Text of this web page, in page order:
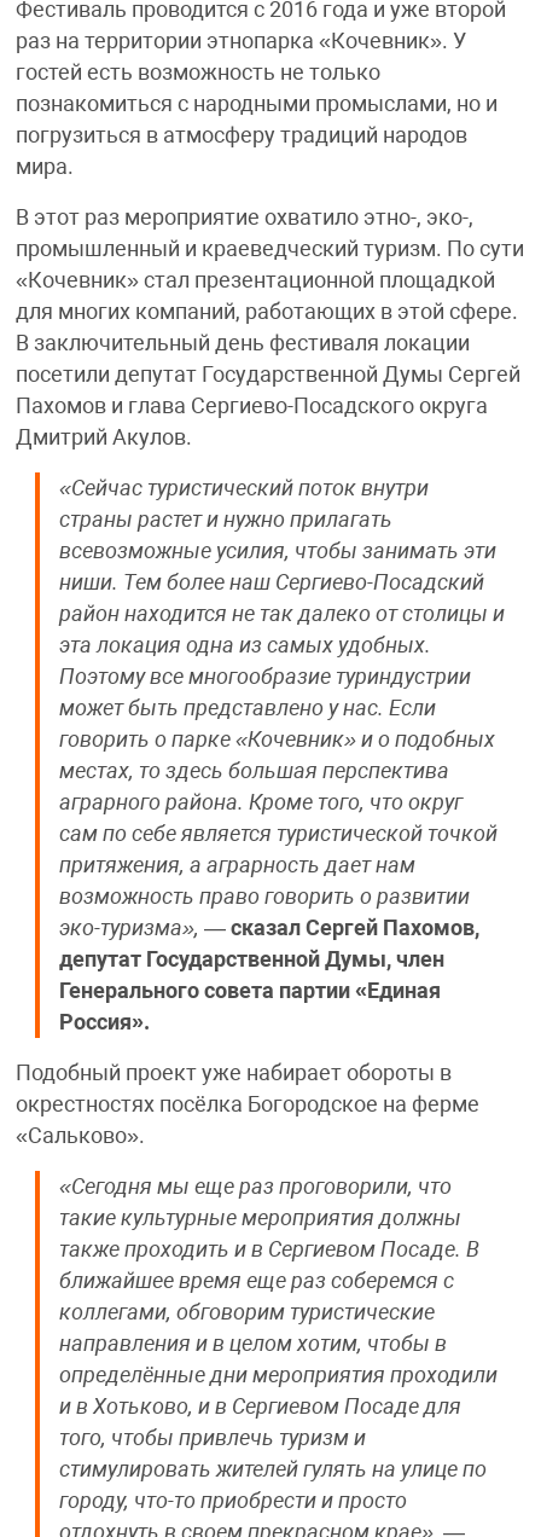
Фестиваль проводится с 2016 года и уже второй
раз на территории этнопарка «Кочевник». У
гостей есть возможность не только
познакомиться с народными промыслами, но и
погрузиться в атмосферу традиций народов
мира.
В этот раз мероприятие охватило этно-, эко-,
промышленный и краеведческий туризм. По сути
«Кочевник» стал презентационной площадкой
для многих компаний, работающих в этой сфере.
В заключительный день фестиваля локации
посетили депутат Государственной Думы Сергей
Пахомов и глава Сергиево-Посадского округа
Дмитрий Акулов.
«Сейчас туристический поток внутри
страны растет и нужно прилагать
всевозможные усилия, чтобы занимать эти
ниши. Тем более наш Сергиево-Посадский
район находится не так далеко от столицы и
эта локация одна из самых удобных.
Поэтому все многообразие туриндустрии
может быть представлено у нас. Если
говорить о парке «Кочевник» и о подобных
местах, то здесь большая перспектива
аграрного района. Кроме того, что округ
сам по себе является туристической точкой
притяжения, а аграрность дает нам
возможность право говорить о развитии
эко-туризма», —сказал Сергей Пахомов,
депутат Государственной Думы, член
Генерального совета партии «Единая
Россия».
Подобный проект уже набирает обороты в
окрестностях посёлка Богородское на ферме
«Сальково».
«Сегодня мы еще раз проговорили, что
такие культурные мероприятия должны
также проходить и в Сергиевом Посаде. В
ближайшее время еще раз соберемся с
коллегами, обговорим туристические
направления и в целом хотим, чтобы в
определённые дни мероприятия проходили
и в Хотьково, и в Сергиевом Посаде для
того, чтобы привлечь туризм и
стимулировать жителей гулять на улице по
городу, что-то приобрести и просто
отдохнуть в своем прекрасном крае», —